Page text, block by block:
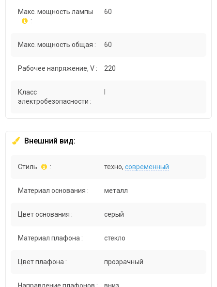
Макс. мощность лампы
:
60
Макс. мощность общая : 60
Рабочее напряжение, V : 220
Класс
электробезопасности :
Внешний вид:
Стиль : техно,современный
Материал основания : металл
Цвет основания : серый
Материал плафона : стекло
Цвет плафона : прозрачный